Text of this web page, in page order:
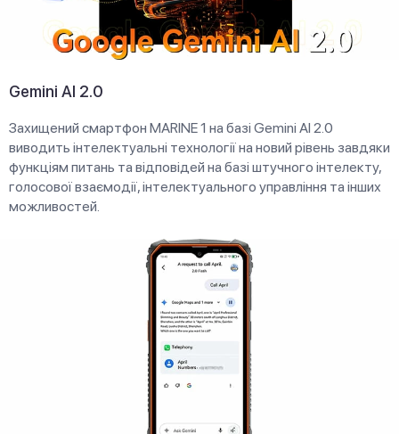
Gemini AI 2.0
Захищений смартфон MARINE 1 на базі Gemini AI 2.0
виводить інтелектуальні технології на новий рівень завдяки
функціям питань та відповідей на базі штучного інтелекту,
голосової взаємодії, інтелектуального управління та інших
можливостей.